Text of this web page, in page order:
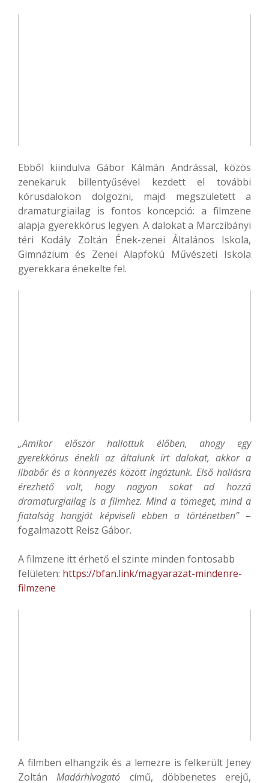
Ebből kiindulva Gábor Kálmán Andrással, közös
zenekaruk billentyűsével kezdett el további
kórusdalokon dolgozni, majd megszületett a
dramaturgiailag is fontos koncepció: a filmzene
alapja gyerekkórus legyen. A dalokat a Marczibányi
téri Kodály Zoltán Ének-zenei Általános Iskola,
Gimnázium és Zenei Alapfokú Művészeti Iskola
gyerekkara énekelte fel.
„Amikor először hallottuk élőben, ahogy egy
gyerekkórus énekli az általunk írt dalokat, akkor a
libabőr és a könnyezés között ingáztunk. Első hallásra
érezhető volt, hogy nagyon sokat ad hozzá
dramaturgiailag is a filmhez. Mind a tömeget, mind a
fiatalság hangját képviseli ebben a történetben”–
fogalmazott Reisz Gábor.
A filmzene itt érhető el szinte minden fontosabb
felületen: https://bfan.link/magyarazat-mindenre-
filmzene
A filmben elhangzik és a lemezre is felkerült Jeney
ZoltánMadárhivogató című, döbbenetes erejű,